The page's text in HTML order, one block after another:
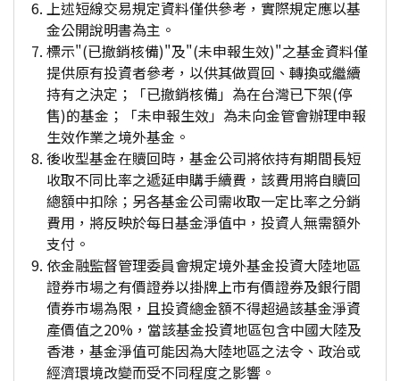
上述短線交易規定資料僅供參考，實際規定應以基
金公開說明書為主。
標示"(已撤銷核備)"及"(未申報生效)"之基金資料僅
提供原有投資者參考，以供其做買回、轉換或繼續
持有之決定；「已撤銷核備」為在台灣已下架(停
售)的基金；「未申報生效」為未向金管會辦理申報
生效作業之境外基金。
後收型基金在贖回時，基金公司將依持有期間長短
收取不同比率之遞延申購手續費，該費用將自贖回
總額中扣除；另各基金公司需收取一定比率之分銷
費用，將反映於每日基金淨值中，投資人無需額外
支付。
依金融監督管理委員會規定境外基金投資大陸地區
證券市場之有價證券以掛牌上市有價證券及銀行間
債券市場為限，且投資總金額不得超過該基金淨資
產價值之20%，當該基金投資地區包含中國大陸及
香港，基金淨值可能因為大陸地區之法令、政治或
經濟環境改變而受不同程度之影響。